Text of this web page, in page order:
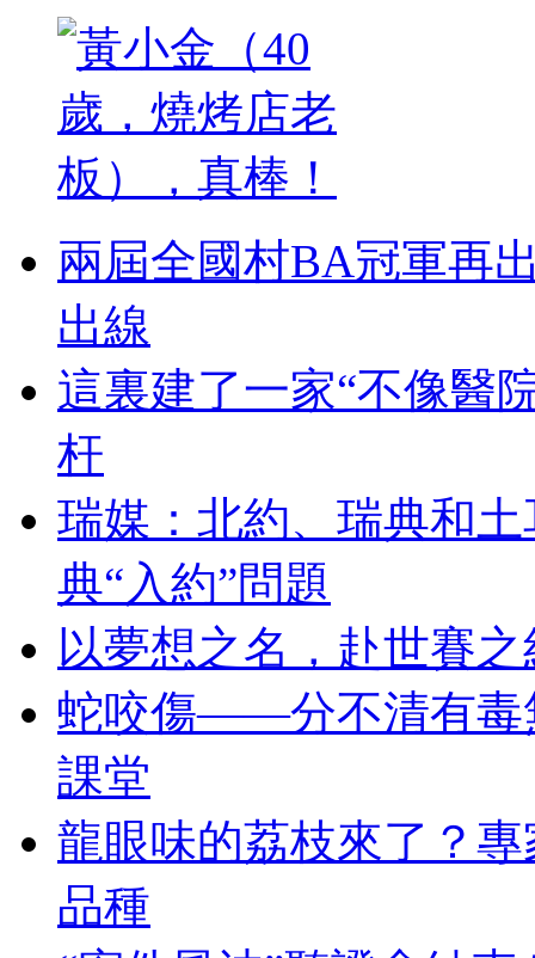
兩屆全國村BA冠軍再
出線
這裏建了一家“不像醫
杆
瑞媒：北約、瑞典和
典“入約”問題
以夢想之名，赴世賽
蛇咬傷——分不清有毒
課堂
龍眼味的荔枝來了？
品種